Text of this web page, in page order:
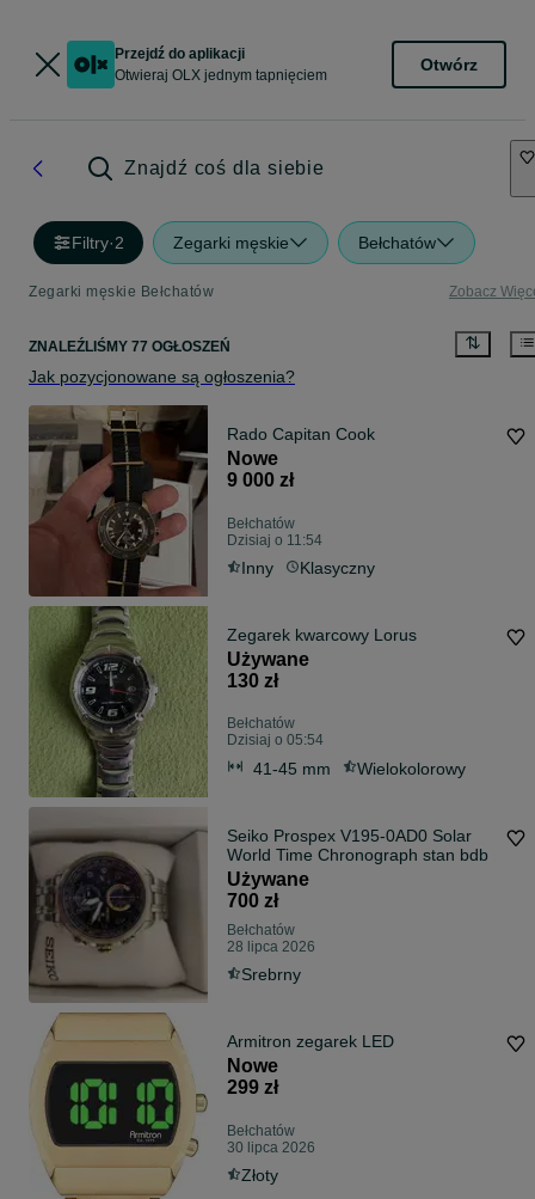
Przejdź do aplikacji
Otwieraj OLX jednym tapnięciem
Otwórz
Znajdź coś dla siebie
Filtry·2 Zegarki męskie Bełchatów
Zegarki męskie Bełchatów Zobacz
ZNALEŹLIŚMY 77 OGŁOSZEŃ
Jak pozycjonowane są ogłoszenia?
Rado Capitan Cook
Nowe
9 000 zł
Bełchatów
Dzisiaj o 11:54
Inny Klasyczny
Zegarek kwarcowy Lorus
Używane
130 zł
Bełchatów
Dzisiaj o 05:54
41-45 mm Wielokolorowy
Seiko Prospex V195-0AD0 Solar
World Time Chronograph stan bdb
Używane
700 zł
Bełchatów
28 lipca 2026
Srebrny
Armitron zegarek LED
Nowe
299 zł
Bełchatów
30 lipca 2026
Złoty